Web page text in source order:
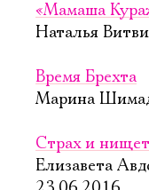
«Мамаша
Наталья
Время Брехта
Марина
Страх и
Елизавета